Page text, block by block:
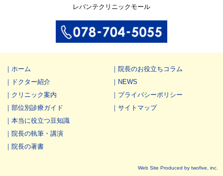
レバンテクリニックモール
ホーム
ドクター紹介
クリニック案内
部位別診療ガイド
本当に役立つ豆知識
院長の執筆・講演
院長の著書
院長のお役立ちコラム
NEWS
プライバシーポリシー
サイトマップ
Web Site Produced by twofive, inc.